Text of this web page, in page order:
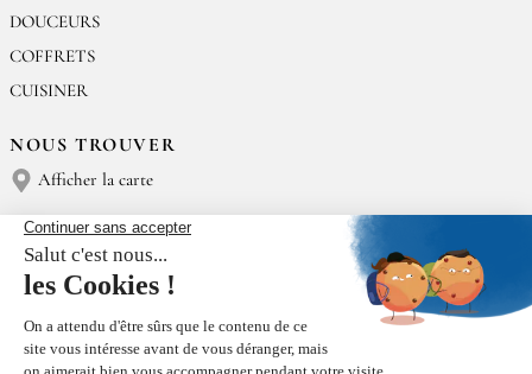
DOUCEURS
COFFRETS
CUISINER
NOUS TROUVER
Afficher la carte
NOUS CONTACTER
Épices Rœllinger
Tél : (+33) 02 23 15 13 91
TRI DE NOS EMBALLAGES